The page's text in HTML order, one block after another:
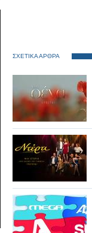
ΣΧΕΤΙΚΑ ΑΡΘΡΑ